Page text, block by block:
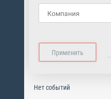
Нет событий